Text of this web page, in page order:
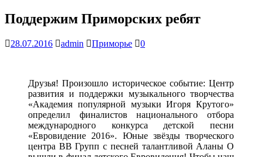
Поддержим Приморских ребят
28.07.2016 admin Приморье 0
Друзья! Произошло историческое событие: Центр
развития и поддержки музыкального творчества
«Академия популярной музыки Игоря Крутого»
определил финалистов национального отбора
международного конкурса детской песни
«Евровидение 2016». Юные звёзды творческого
центра ВВ Групп с песней талантливой Аланы О